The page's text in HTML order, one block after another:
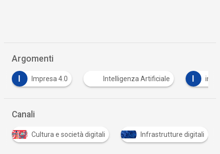
Argomenti
4.0 Intelligenza Artificiale I internet delle
Canali
digitali Infrastrutture digitali Mercati digitali